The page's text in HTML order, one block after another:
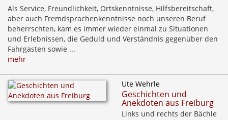
Als Service, Freundlichkeit, Ortskenntnisse, Hilfsbereitschaft,
aber auch Fremdsprachenkenntnisse noch unseren Beruf
beherrschten, kam es immer wieder einmal zu Situationen
und Erlebnissen, die Geduld und Verständnis gegenüber den
Fahrgästen sowie ...
mehr
Ute Wehrle
Geschichten und
Anekdoten aus Freiburg
Links und rechts der Bächle